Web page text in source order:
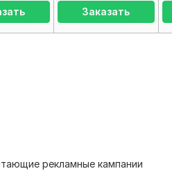
Заказать
рекламные кампании